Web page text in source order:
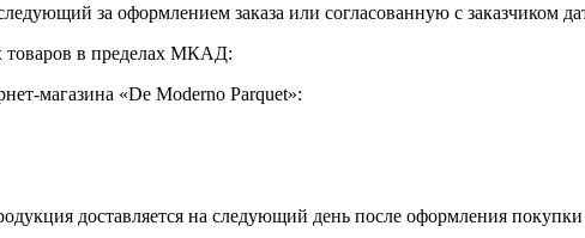
за оформлением заказа или согласованную с заказчиком
товаров в пределах МКАД:
магазина «De Moderno Parquet»:
доставляется на следующий день после оформления